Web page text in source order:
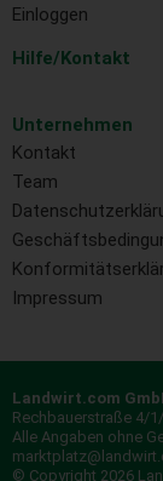
Einloggen
Hilfe/Kontakt
Unternehmen
Kontakt
Team
Impressum
Landwirt.com
Rechbauerstraße 4/
Alle Angaben ohne
© Copyright 2026